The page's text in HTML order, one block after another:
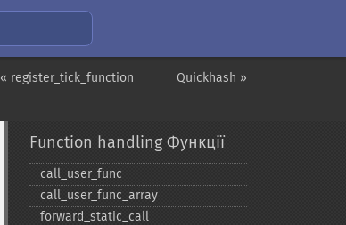
Quickhash »
« register_tick_function
Function handling Функції
call_​user_​func
call_​user_​func_​array
forward_​static_​call